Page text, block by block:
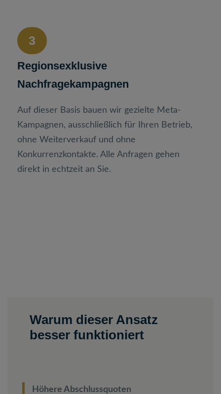
3
Regionsexklusive
Nachfragekampagnen
Auf dieser Basis bauen wir gezielte Meta-
Kampagnen, ausschließlich für Ihren Betrieb,
ohne Weiterverkauf und ohne
Konkurrenzkontakte. Alle Anfragen gehen
direkt in echtzeit an Sie.
Warum dieser Ansatz
besser funktioniert
Höhere Abschlussquoten